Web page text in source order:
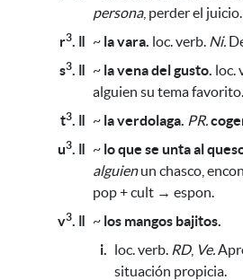
persona, perder el
r3. ǁ ~ la vara. loc. verb. Ni.
s3. ǁ ~ la vena del gusto. loc.
alguien su tema
t3. ǁ ~ la verdolaga. PR.
u3. ǁ ~ lo que se unta al
alguienun chasco,
pop + cult → espon.
v3. ǁ ~ los mangos bajitos.
i. loc. verb. RD, Ve.
situación propicia.